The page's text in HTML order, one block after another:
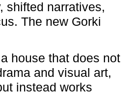
shifted narratives,
The new Gorki
house that does not
and visual art,
instead works